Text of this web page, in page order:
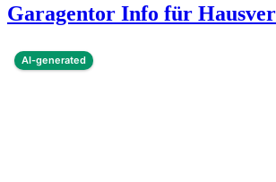
Garagentor Info für
AI-generated